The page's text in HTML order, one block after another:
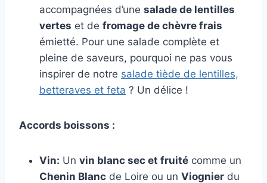
accompagnées d’une salade de lentilles
vertes et de fromage de chèvre frais
émietté. Pour une salade complète et
pleine de saveurs, pourquoi ne pas vous
inspirer de notre salade tiède de lentilles,
betteraves et feta ? Un délice !
Accords boissons :
Vin: Un vin blanc sec et fruité comme un
Chenin Blanc de Loire ou un Viognier du